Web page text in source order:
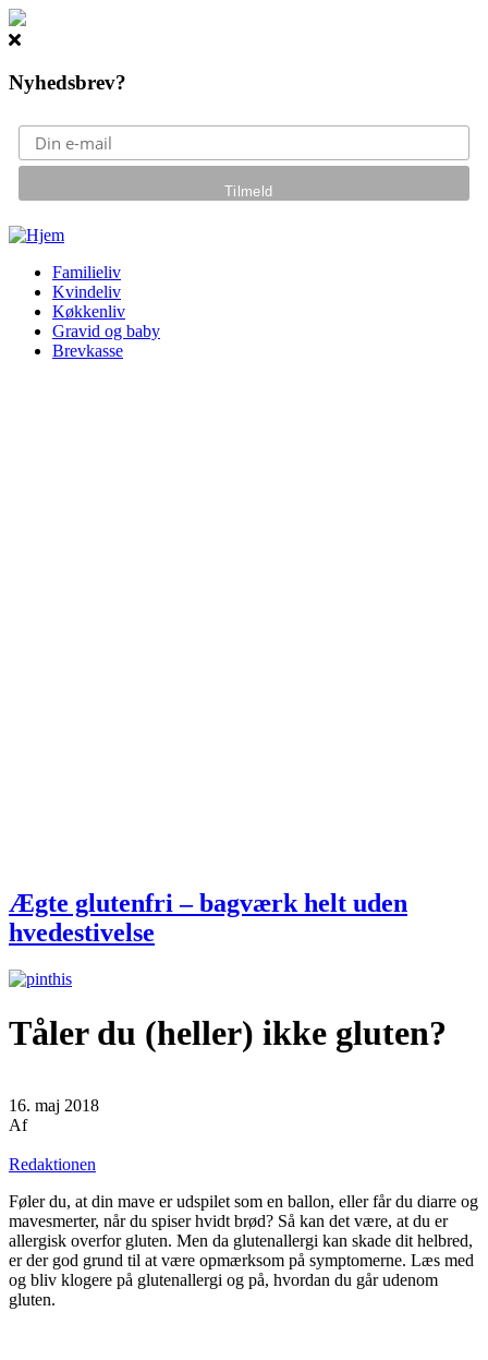
Nyhedsbrev?
Gå til hovedindhold
Familieliv
Kvindeliv
Køkkenliv
Gravid og baby
Brevkasse
Ægte glutenfri – bagværk helt uden
hvedestivelse
Tåler du (heller) ikke gluten?
16. maj 2018
Af
Redaktionen
Føler du, at din mave er udspilet som en ballon, eller får du diarre og
mavesmerter, når du spiser hvidt brød? Så kan det være, at du er
allergisk overfor gluten. Men da glutenallergi kan skade dit helbred,
er der god grund til at være opmærksom på symptomerne. Læs med
og bliv klogere på glutenallergi og på, hvordan du går udenom
gluten.